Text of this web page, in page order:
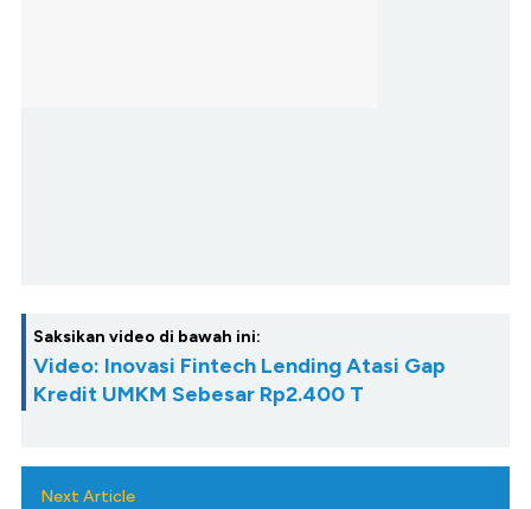
Saksikan video di bawah ini:
Video: Inovasi Fintech Lending Atasi Gap
Kredit UMKM Sebesar Rp2.400 T
Next Article